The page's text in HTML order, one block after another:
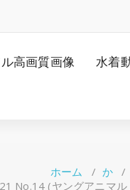
高画質画像 水着
ホーム / か/
No.14 (ヤングアニマ